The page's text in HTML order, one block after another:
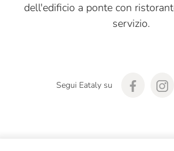
dell'edificio a ponte con
servizio.​
Segui Eataly su